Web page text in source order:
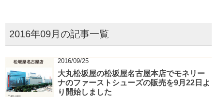
2016年09月の記事一覧
2016/09/25
大丸松坂屋の松坂屋名古屋本店でモネリー
ナのファーストシューズの販売を9月22日よ
り開始しました